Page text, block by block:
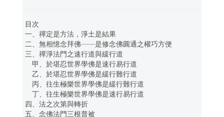
目次
一、禪定是方法，淨土是結果
二、無相憶念拜佛——是修念佛圓通之權巧方便
三、禪淨法門之速行道與緩行道
甲、於堪忍世界學佛是速行易行道
乙、於堪忍世界學佛是緩行難行道
丙、往生極樂世界學佛是緩行難行道
丁、往生極樂世界學佛是速行易行道
四、法之次第與轉折
五、念佛法門三根普被